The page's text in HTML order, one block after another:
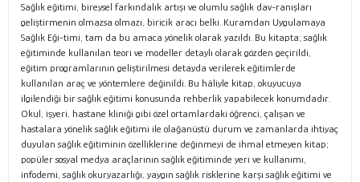
Sağlık eğitimi, bireysel farkındalık artışı ve olumlu sağlık dav-ranışları
geliştirmenin olmazsa olmazı, biricik aracı belki. Kuramdan Uygulamaya
Sağlık Eği-timi, tam da bu amaca yönelik olarak yazıldı. Bu kitapta; sağlık
eğitiminde kullanılan teori ve modeller detaylı olarak gözden geçirildi,
eğitim programlarının geliştirilmesi detayda verilerek eğitimlerde
kullanılan araç ve yöntemlere değinildi. Bu hâliyle kitap, okuyucuya
ilgilendiği bir sağlık eğitimi konusunda rehberlik yapabilecek konumdadır.
Okul, işyeri, hastane kliniği gibi özel ortamlardaki öğrenci, çalışan ve
hastalara yönelik sağlık eğitimi ile olağanüstü durum ve zamanlarda ihtiyaç
duyulan sağlık eğitiminin özelliklerine değinmeyi de ihmal etmeyen kitap;
popüler sosyal medya araçlarının sağlık eğitiminde yeri ve kullanımı,
infodemi, sağlık okuryazarlığı, yaygın sağlık risklerine karşı sağlık eğitimi ve